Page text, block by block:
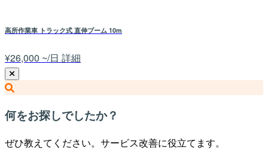
高所作業車 トラック式 直伸ブーム 10m
¥26,000 ~/日 詳細
何をお探しでしたか？
ぜひ教えてください。サービス改善に役立てます。